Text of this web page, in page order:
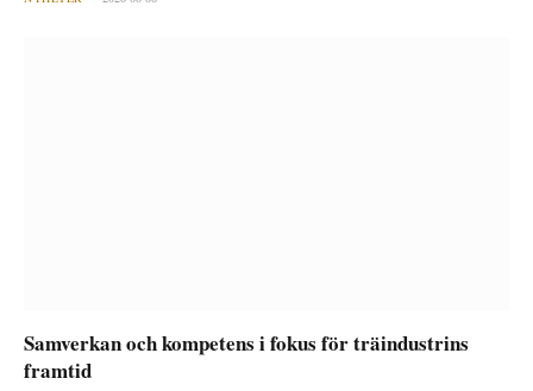
Samverkan och kompetens i fokus för träindustrins
framtid